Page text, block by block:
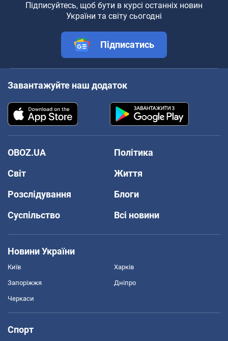
Підписуйтесь, щоб бути в курсі останніх новин
України та світу сьогодні
Підписатись
Завантажуйте наш додаток
OBOZ.UA
Політика
Світ
Життя
Розслідування
Блоги
Суспільство
Всі новини
Новини України
Київ Харків
Запоріжжя Дніпро
Черкаси
Спорт